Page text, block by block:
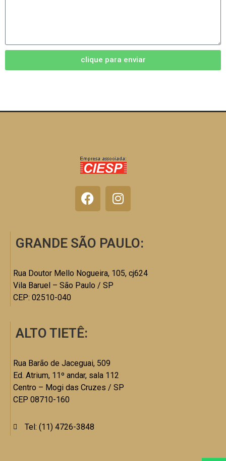
clique para enviar
GRANDE SÃO PAULO:
Rua Doutor Mello Nogueira, 105, cj624
Vila Baruel – São Paulo / SP
CEP: 02510-040
ALTO TIETÊ:
Rua Barão de Jaceguai, 509
Ed. Atrium, 11º andar, sala 112
Centro – Mogi das Cruzes / SP
CEP 08710-160
Tel: (11) 4726-3848